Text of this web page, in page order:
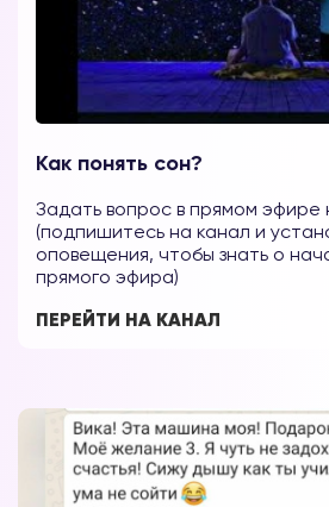
Как понять сон?
Задать вопрос в прямом эфире
(подпишитесь на канал и
оповещения, чтобы знать о
прямого эфира)
ПЕРЕЙТИ НА КАНАЛ
Вы можете получать
Мы разработали
помощью которой
информацию во снах с
Скачайте приложение,
Скачать
Наши форумы